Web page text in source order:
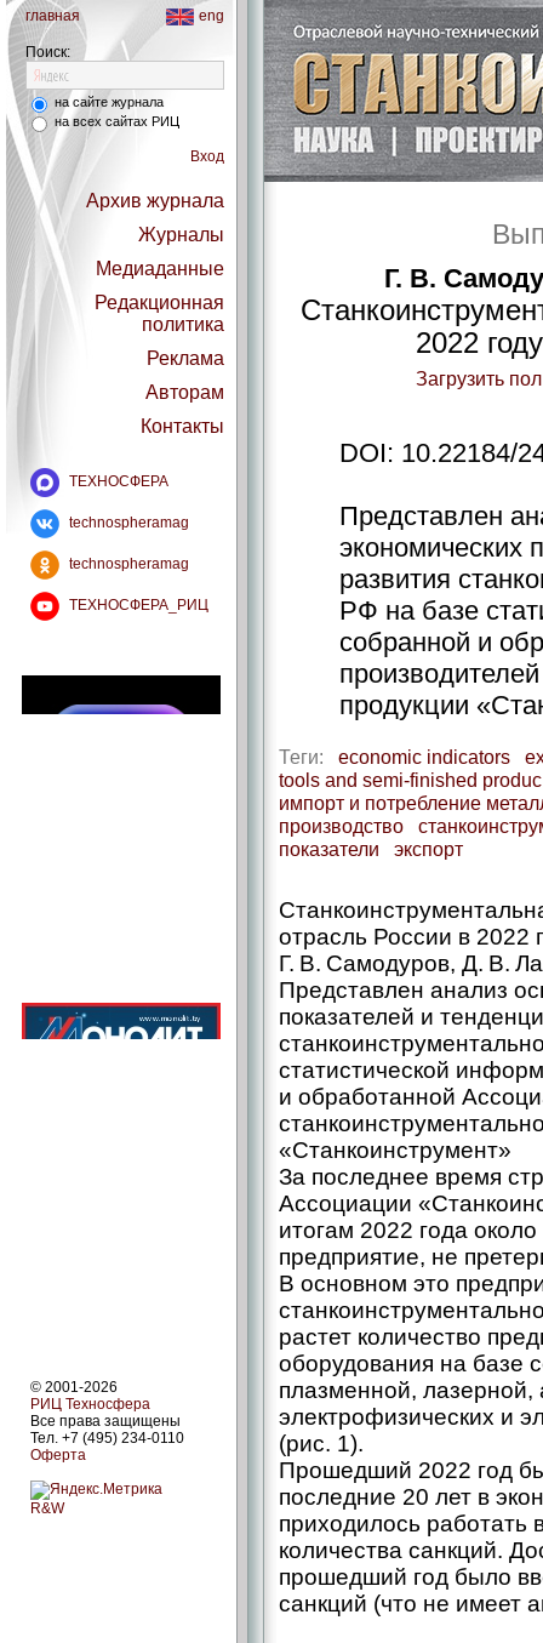
главная eng
Поиск:
на сайте журнала
на всех сайтах РИЦ
Вход
Архив журнала
Журналы
Медиаданные
Редакционная
политика
Реклама
Авторам
Контакты
ТЕХНОСФЕРА
technospheramag
technospheramag
ТЕХНОСФЕРА_РИЦ
© 2001-2026
РИЦ Техносфера
Все права защищены
Тел. +7 (495) 234-0110
Оферта
R&W
Г. В.
2022
Загрузить
DOI: 10.22184/
Представлен
экономических
развития
РФ на базе
собранной и
продукции
Теги: economic indicators
tools and semi-finished produc
импорт и потребление
производство
показатели
экспорт
отрасль России в
Г. В. Самодуров, Д. В.
Представлен анализ
показателей и
статистической
и обработанной
«Станкоинструмент»
За последнее время
Ассоциации
итогам 2022 года
предприятие, не
В основном это
растет количество
оборудования на базе
плазменной, лазерной,
электрофизических и
(рис. 1).
Прошедший 2022 год
последние 20 лет в
приходилось работать
количества санкций.
прошедший год было
санкций (что не имеет